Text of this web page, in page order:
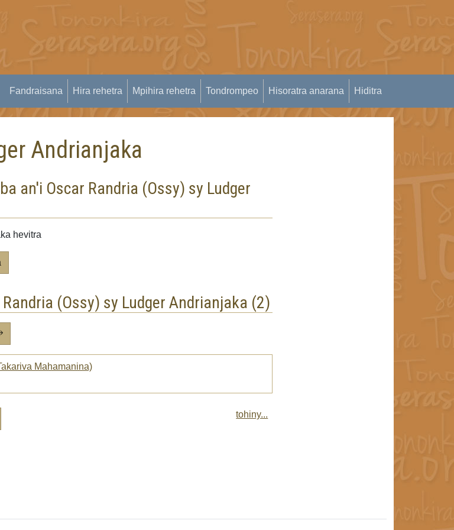
Fandraisana Hira rehetra Mpihira rehetra Tondrompeo Hisoratra anarana Hiditra
Andrianjaka
an'i Oscar Randria (Ossy) sy Ludger
hevitra
(Ossy) sy Ludger Andrianjaka (2)
Mahamanina)
tohiny...